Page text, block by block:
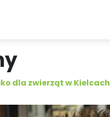
dla zwierząt w Kielcach